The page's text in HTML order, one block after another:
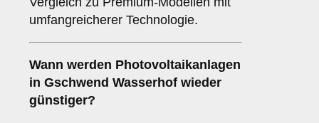
umfangreicherer Technologie.
Wann werden Photovoltaikanlagen
in Gschwend Wasserhof wieder
günstiger?